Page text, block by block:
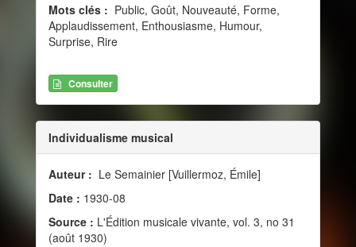
Mots clés : Public, Goût, Nouveauté, Forme,
Applaudissement, Enthousiasme, Humour,
Surprise, Rire
Consulter
Individualisme musical
Auteur : Le Semainier [Vuillermoz, Émile]
Date : 1930-08
Source : L'Édition musicale vivante, vol. 3, no 31
(août 1930)